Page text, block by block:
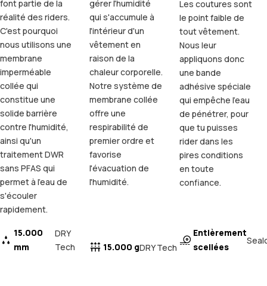
font partie de la
réalité des riders.
C'est pourquoi
nous utilisons une
membrane
imperméable
collée qui
constitue une
solide barrière
contre l'humidité,
ainsi qu'un
traitement DWR
sans PFAS qui
permet à l'eau de
s'écouler
rapidement.
15.000
mm
DRY
Tech
gérer l'humidité
qui s'accumule à
l'intérieur d'un
vêtement en
raison de la
chaleur corporelle.
Notre système de
membrane collée
offre une
respirabilité de
premier ordre et
favorise
l'évacuation de
l'humidité.
15.000 gDRY Tech
Les coutures sont
le point faible de
tout vêtement.
Nous leur
appliquons donc
une bande
adhésive spéciale
qui empêche l'eau
de pénétrer, pour
que tu puisses
rider dans les
pires conditions
en toute
confiance.
Entièrement
scellées